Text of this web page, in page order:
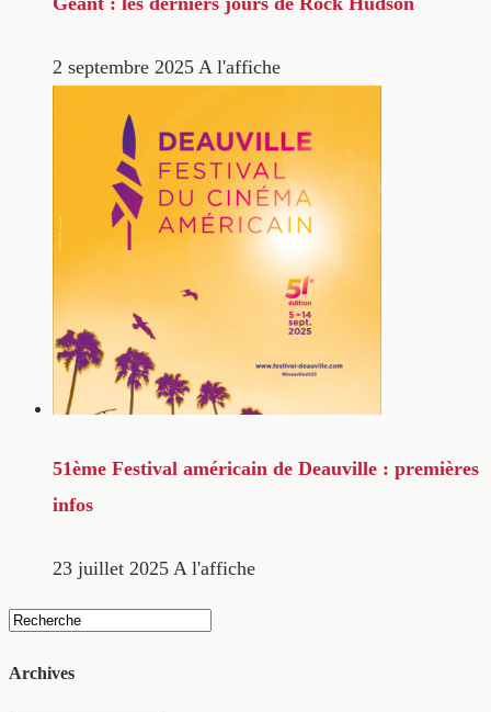
2 septembre 2025 A l'affiche
51ème Festival américain de Deauville : premières
infos
23 juillet 2025 A l'affiche
Archives